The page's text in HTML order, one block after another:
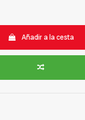
Añadir a la cesta